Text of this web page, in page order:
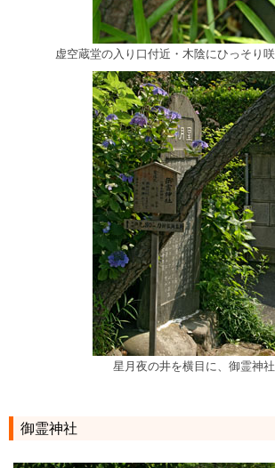
虚空蔵堂の入り口付近・木陰にひっそり
星月夜の井を横目に、御霊神
御霊神社